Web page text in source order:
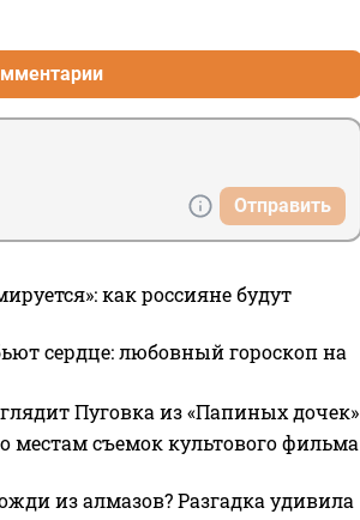
Отправить
как россияне будут
сердце: любовный гороскоп на
Пуговка из «Папиных дочек»
местам съемок культового фильма
из алмазов? Разгадка удивила